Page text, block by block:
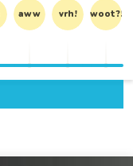
aww vrh! woot?!